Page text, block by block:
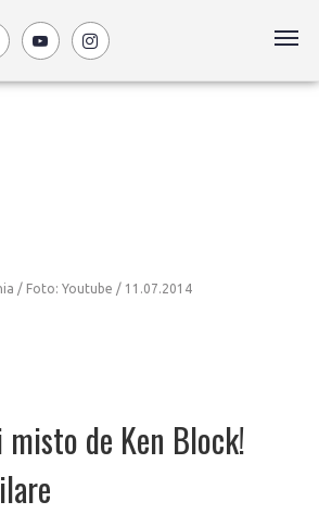
/ Foto: Youtube / 11.07.2014
de Ken Block!